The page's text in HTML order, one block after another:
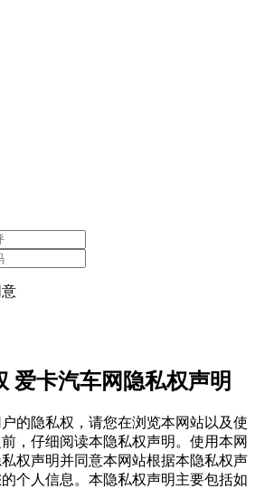
爱卡汽车网隐私权声明
的隐私权，请您在浏览本网站以及使
，仔细阅读本隐私权声明。使用本网
权声明并同意本网站根据本隐私权声
个人信息。本隐私权声明主要包括如